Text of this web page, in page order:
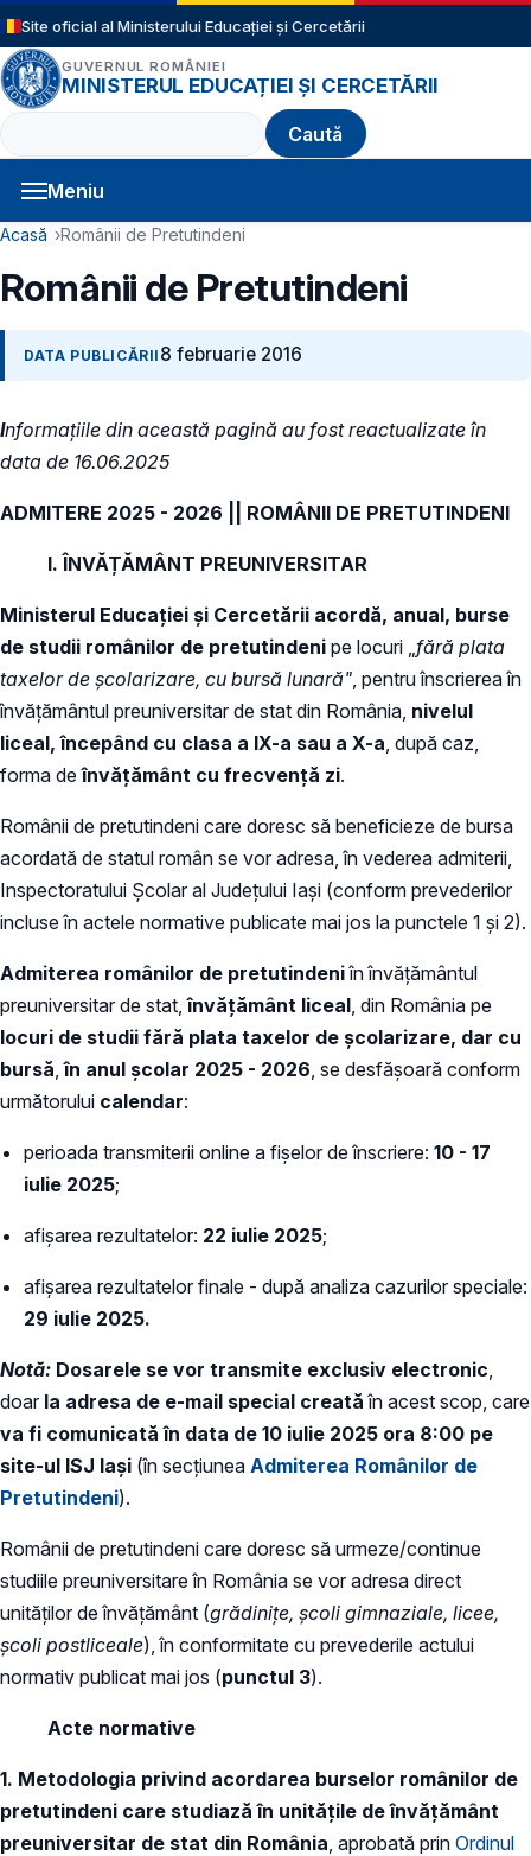
Sari la conținutul principal
Site oficial al Ministerului Educației și Cercetării
GUVERNUL ROMÂNIEI
MINISTERUL EDUCAȚIEI ȘI CERCETĂRII
Caută
Meniu
Navigație principală
Cale de navigare
Acasă Românii de Pretutindeni
Românii de Pretutindeni
DATA PUBLICĂRII 8 februarie 2016
Informațiile din această pagină au fost reactualizate în
data de 16.06.2025
ADMITERE 2025 - 2026 || ROMÂNII DE PRETUTINDENI
I. ÎNVĂȚĂMÂNT PREUNIVERSITAR
Ministerul Educației și Cercetării acordă, anual, burse
de studii românilor de pretutindeni pe locuri „ fără plata
taxelor de școlarizare, cu bursă lunară" , pentru înscrierea în
învățământul preuniversitar de stat din România, nivelul
liceal, începând cu clasa a IX-a sau a X-a , după caz,
forma deînvățământ cu frecvență zi.
Românii de pretutindeni care doresc să beneficieze de bursa
acordată de statul român se vor adresa, în vederea admiterii,
Inspectoratului Școlar al Județului Iași (conform prevederilor
incluse în actele normative publicate mai jos la punctele 1 și 2).
Admiterea românilor de pretutindeniîn învățământul
preuniversitar de stat,învățământ liceal , din România pe
locuri de studii fără plata taxelor de școlarizare, dar cu
bursă ,în anul școlar 2025 - 2026 , se desfășoară conform
următorului calendar:
perioada transmiterii online a fișelor de înscriere: 10 - 17
iulie 2025;
afișarea rezultatelor: 22 iulie 2025;
afișarea rezultatelor finale - după analiza cazurilor speciale:
29 iulie 2025.
Notă: Dosarele se vor transmite exclusiv electronic
doar la adresa de e-mail special creată în acest scop, care
va fi comunicată în data de 10 iulie 2025 ora 8:00 pe
site-ul ISJ Iași (în secțiunea Admiterea Românilor de
Pretutindeni).
Românii de pretutindeni care doresc să urmeze/continue
studiile preuniversitare în România se vor adresa direct
unităților de învățământ (grădinițe, școli gimnaziale, licee,
școli postliceale), în conformitate cu prevederile actului
normativ publicat mai jos (punctul 3).
Acte normative
1. Metodologia privind acordarea burselor românilor de
pretutindeni care studiază în unitățile de învățământ
preuniversitar de stat din România , aprobată prin Ordinul